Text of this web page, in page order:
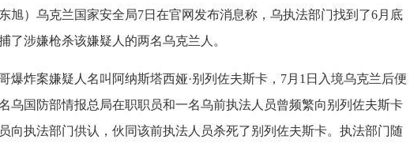
旭）乌克兰国家安全局7日在官网发布消息称，乌执法部门找到了6月底
了涉嫌枪杀该嫌疑人的两名乌克兰人。
爆炸案嫌疑人名叫阿纳斯塔西娅·别列佐夫斯卡，7月1日入境乌克兰后便
乌国防部情报总局在职职员和一名乌前执法人员曾频繁向别列佐夫斯卡
向执法部门供认，伙同该前执法人员杀死了别列佐夫斯卡。执法部门随